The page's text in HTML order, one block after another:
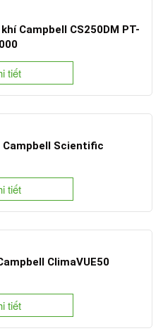
Campbell CS250DM PT-
tiết
Scientific
tiết
ClimaVUE50
tiết